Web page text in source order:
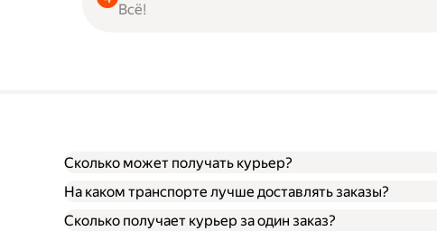
Всё!
Сколько может получать курьер?
На каком транспорте лучше доставлять заказы?
Сколько получает курьер за один заказ?